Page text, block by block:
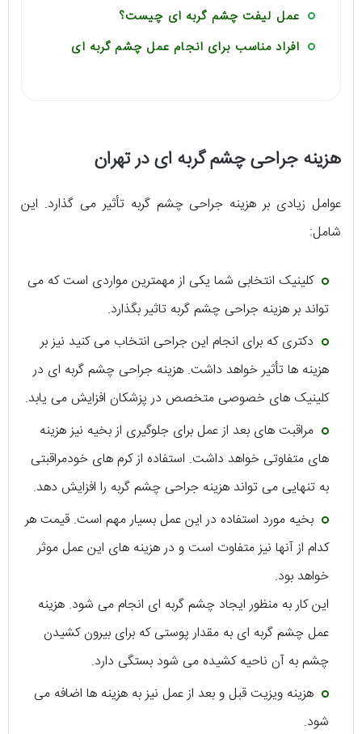
عمل لیفت چشم گربه ای چیست؟
افراد مناسب برای انجام عمل چشم گربه ای
هزینه جراحی چشم گربه ای در تهران
عوامل زیادی بر هزینه جراحی چشم گربه تأثیر می گذارد. این
شامل:
کلینیک انتخابی شما یکی از مهمترین مواردی است که می
تواند بر هزینه جراحی چشم گربه تاثیر بگذارد.
دکتری که برای انجام این جراحی انتخاب می کنید نیز بر
هزینه ها تأثیر خواهد داشت. هزینه جراحی چشم گربه ای در
کلینیک های خصوصی متخصص در پزشکان افزایش می یابد.
مراقبت های بعد از عمل برای جلوگیری از بخیه نیز هزینه
های متفاوتی خواهد داشت. استفاده از کرم های خودمراقبتی
به تنهایی می تواند هزینه جراحی چشم گربه را افزایش دهد.
بخیه مورد استفاده در این عمل بسیار مهم است. قیمت هر
کدام از آنها نیز متفاوت است و در هزینه های این عمل موثر
خواهد بود.
این کار به منظور ایجاد چشم گربه ای انجام می شود. هزینه
عمل چشم گربه ای به مقدار پوستی که برای بیرون کشیدن
چشم به آن ناحیه کشیده می شود بستگی دارد.
هزینه ویزیت قبل و بعد از عمل نیز به هزینه ها اضافه می
شود.